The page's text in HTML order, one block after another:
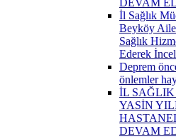
İl Sağlık
Beyköy Aile
Sağlık
Ederek
Deprem
önlemler
İL
YASİN
DEVAM